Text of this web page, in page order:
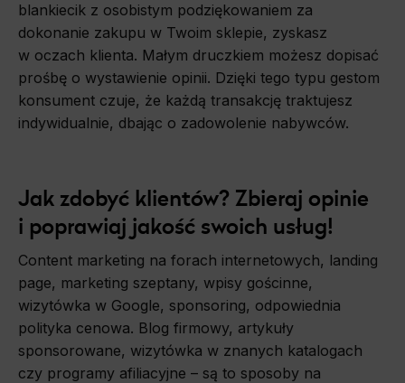
blankiecik z osobistym podziękowaniem za
dokonanie zakupu w Twoim sklepie, zyskasz
w oczach klienta. Małym druczkiem możesz dopisać
prośbę o wystawienie opinii. Dzięki tego typu gestom
konsument czuje, że każdą transakcję traktujesz
indywidualnie, dbając o zadowolenie nabywców.
Jak zdobyć klientów? Zbieraj opinie
i poprawiaj jakość swoich usług!
Content marketing na forach internetowych, landing
page, marketing szeptany, wpisy gościnne,
wizytówka w Google, sponsoring, odpowiednia
polityka cenowa. Blog firmowy, artykuły
sponsorowane, wizytówka w znanych katalogach
czy programy afiliacyjne – są to sposoby na